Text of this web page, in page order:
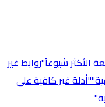
"روابط غير
"أدلة غير كافية على